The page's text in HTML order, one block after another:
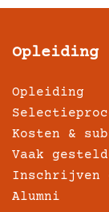
Opleiding
Opleiding
Kosten &
Vaak
Inschrijven
Alumni